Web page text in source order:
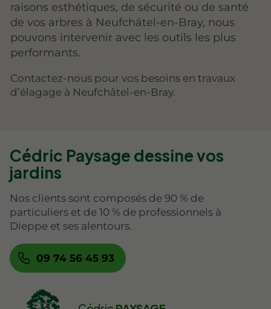
raisons esthétiques, de sécurité ou de santé
de vos arbres à Neufchâtel-en-Bray, nous
pouvons intervenir avec les outils les plus
performants.
Contactez-nous pour vos besoins en travaux
d’élagage à Neufchâtel-en-Bray.
Cédric Paysage dessine vos
jardins
Nos clients sont composés de 90 % de
particuliers et de 10 % de professionnels à
Dieppe et ses alentours.
09 74 56 45 93